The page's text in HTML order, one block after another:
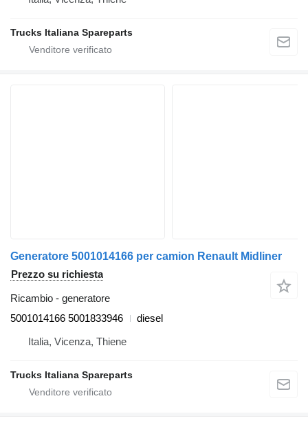
Trucks Italiana Spareparts
Generatore 5001014166 per camion Renault Midliner
Prezzo su richiesta
Ricambio - generatore
5001014166 5001833946
diesel
Italia, Vicenza, Thiene
Trucks Italiana Spareparts